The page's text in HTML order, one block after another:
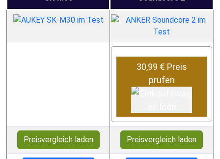
30,99 € Preis
prüfen
Preisvergleich laden Preisvergleich laden